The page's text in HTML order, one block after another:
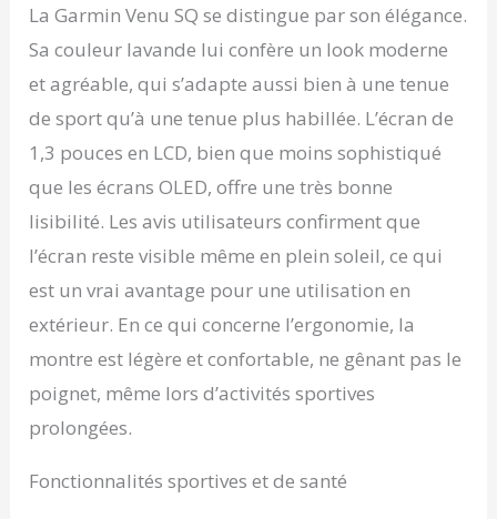
d'entraînements gratuits
et personnalisés
directement depuis
votre montre. Besoin de
conseils pour votre
prochain 5 km, 10 km ou
semi-marathon ? Votre
coach personnel reste à
votre poignet pour vous
entraînements ! Niveau
de santé : profitez de la
Garmin afin d'étudier et
de comprendre votre
corps. Suivez tout au
long de la journée votre
sommeil… Design :
La Garmin Venu SQ se distingue par son élégance.
Sa couleur lavande lui confère un look moderne
et agréable, qui s’adapte aussi bien à une tenue
de sport qu’à une tenue plus habillée. L’écran de
1,3 pouces en LCD, bien que moins sophistiqué
que les écrans OLED, offre une très bonne
lisibilité. Les avis utilisateurs confirment que
l’écran reste visible même en plein soleil, ce qui
est un vrai avantage pour une utilisation en
extérieur. En ce qui concerne l’ergonomie, la
montre est légère et confortable, ne gênant pas le
poignet, même lors d’activités sportives
prolongées.
Fonctionnalités sportives et de santé